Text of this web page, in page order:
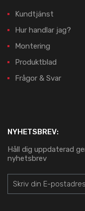
Kundtjänst
Hur handlar jag?
Montering
Produktblad
Frågor & Svar
NYHETSBREV:
Håll dig uppdaterad
nyhetsbrev